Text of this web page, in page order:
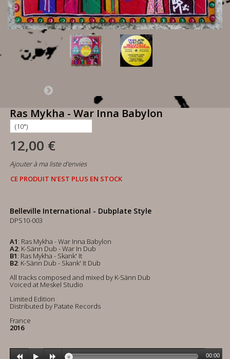
Ras Mykha - War Inna Babylon
12,00 €
Ajouter à ma liste d'envies
CE PRODUIT N'EST PLUS EN STOCK
Belleville International - Dubplate Style
DPS10-003
A1: Ras Mykha - War Inna Babylon
A2: K-Sänn Dub - War In Dub
B1: Ras Mykha - Skank' It
B2: K-Sänn Dub - Skank' It Dub
All tracks composed and mixed by K-Sänn Dub
Voiced at Meskel Studio
Limited Edition
Distributed by Patate Records
France
2016
00:00